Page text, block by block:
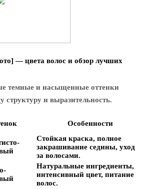
— цвета волос и обзор лучших
темные и насыщенные оттенки
структуру и выразительность.
Особенности
Стойкая краска, полное
закрашивание седины, уход
за волосами.
Натуральные ингредиенты,
интенсивный цвет, питание
волос.